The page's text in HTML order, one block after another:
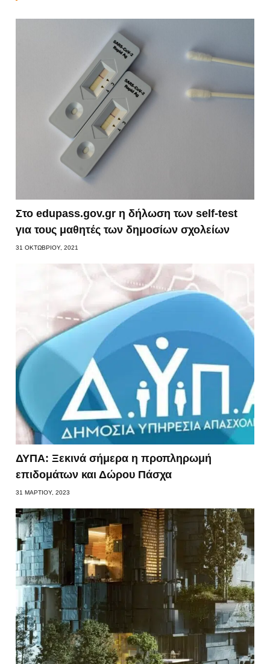
Στο edupass.gov.gr η δήλωση των self-test
για τους μαθητές των δημοσίων σχολείων
31 ΟΚΤΩΒΡΊΟΥ, 2021
ΔΥΠΑ: Ξεκινά σήμερα η προπληρωμή
επιδομάτων και Δώρου Πάσχα
31 ΜΑΡΤΊΟΥ, 2023